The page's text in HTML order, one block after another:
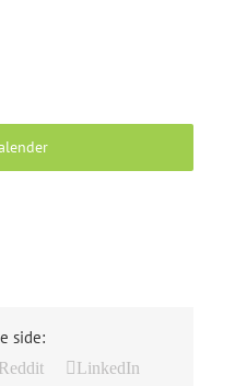
side:
Reddit
LinkedIn